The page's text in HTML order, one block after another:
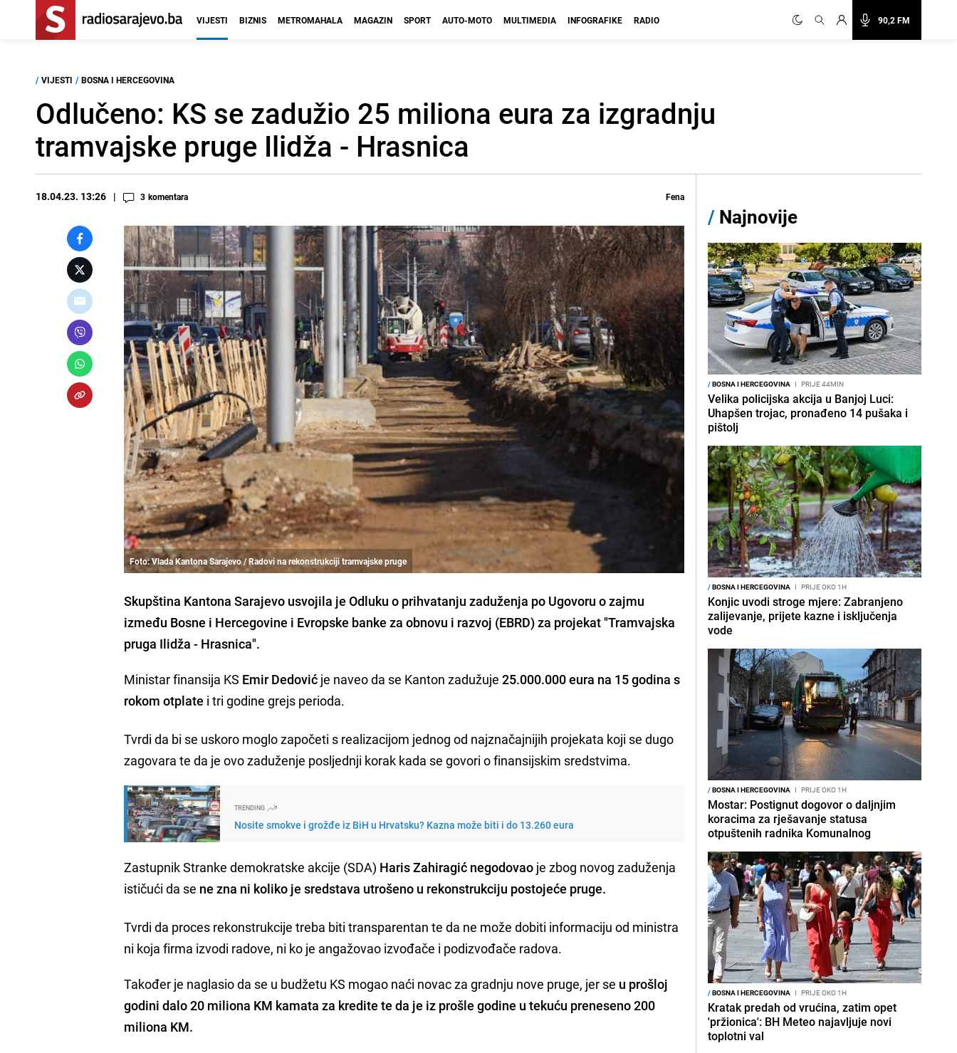
90,2 FM
VIJESTI BIZNIS METROMAHALA MAGAZIN SPORT AUTO-MOTO MULTIMEDIA INFOGRAFIKE RADIO
/ VIJESTI / BOSNA I HERCEGOVINA
Odlučeno: KS se zadužio 25 miliona eura za izgradnju
tramvajske pruge Ilidža - Hrasnica
18.04.23. 13:26 3 komentara Fena
Foto: Vlada Kantona Sarajevo / Radovi na rekonstrukciji tramvajske pruge
Skupština Kantona Sarajevo usvojila je Odluku o prihvatanju zaduženja po Ugovoru o zajmu
između Bosne i Hercegovine i Evropske banke za obnovu i razvoj (EBRD) za projekat "Tramvajska
pruga Ilidža - Hrasnica".
Ministar finansija KS Emir Dedović je naveo da se Kanton zadužuje25.000.000 eura na 15 godina s
rokom otplate i tri godine grejs perioda.
Tvrdi da bi se uskoro moglo započeti s realizacijom jednog od najznačajnijih projekata koji se dugo
zagovara te da je ovo zaduženje posljednji korak kada se govori o finansijskim sredstvima.
TRENDING
Nosite smokve i grožđe iz BiH u Hrvatsku? Kazna može biti i do 13.260 eura
Zastupnik Stranke demokratske akcije (SDA) Haris Zahiragić negodovao je zbog novog zaduženja
ističući da se ne zna ni koliko je sredstava utrošeno u rekonstrukciju postojeće pruge.
Tvrdi da proces rekonstrukcije treba biti transparentan te da ne može dobiti informaciju od ministra
ni koja firma izvodi radove, ni ko je angažovao izvođače i podizvođače radova.
Također je naglasio da se u budžetu KS mogao naći novac za gradnju nove pruge, jer se u prošloj
godini dalo 20 miliona KM kamata za kredite te da je iz prošle godine u tekuću preneseno 200
miliona KM.
/ Najnovije
/BOSNA I HERCEGOVINA I PRIJE 44MIN
Velika policijska akcija u Banjoj Luci:
Uhapšen trojac, pronađeno 14 pušaka i
pištolj
/BOSNA I HERCEGOVINA I PRIJE OKO 1H
Konjic uvodi stroge mjere: Zabranjeno
zalijevanje, prijete kazne i isključenja
vode
/BOSNA I HERCEGOVINA I PRIJE OKO 1H
Mostar: Postignut dogovor o daljnjim
koracima za rješavanje statusa
otpuštenih radnika Komunalnog
/BOSNA I HERCEGOVINA I PRIJE OKO 1H
Kratak predah od vrućina, zatim opet
'pržionica': BH Meteo najavljuje novi
toplotni val